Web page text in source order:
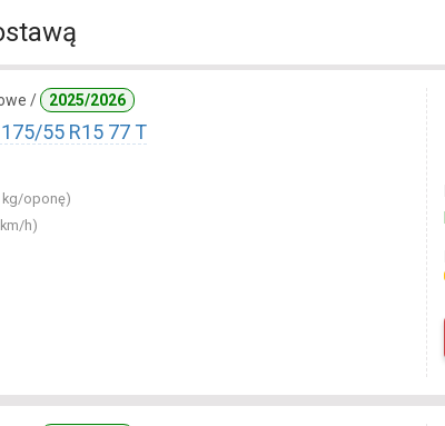
/ 2025/2026
175/55 R15 77 T
kg/oponę)
h)